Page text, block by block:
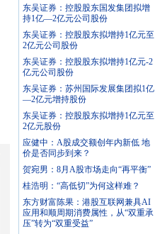
东吴证券：控股股东国发集团拟增
持1亿—2亿元公司股份
东吴证券：控股股东拟增持1亿元至
2亿元公司股份
东吴证券：控股股东拟增持1亿元-2
亿元公司股份
东吴证券：苏州国际发展集团拟1亿
—2亿元增持股份
东吴证券：控股股东拟增持1亿元至
2亿元股份
应健中：A股成交额创年内新低 地
价是否同步到来？
贺宛男：8月A股市场走向“再平衡”
桂浩明：“高低切”为何这样难？
东方财富陈果：港股互联网兼具AI
应用和顺周期消费属性，从“双重承
压”转为“双重受益”